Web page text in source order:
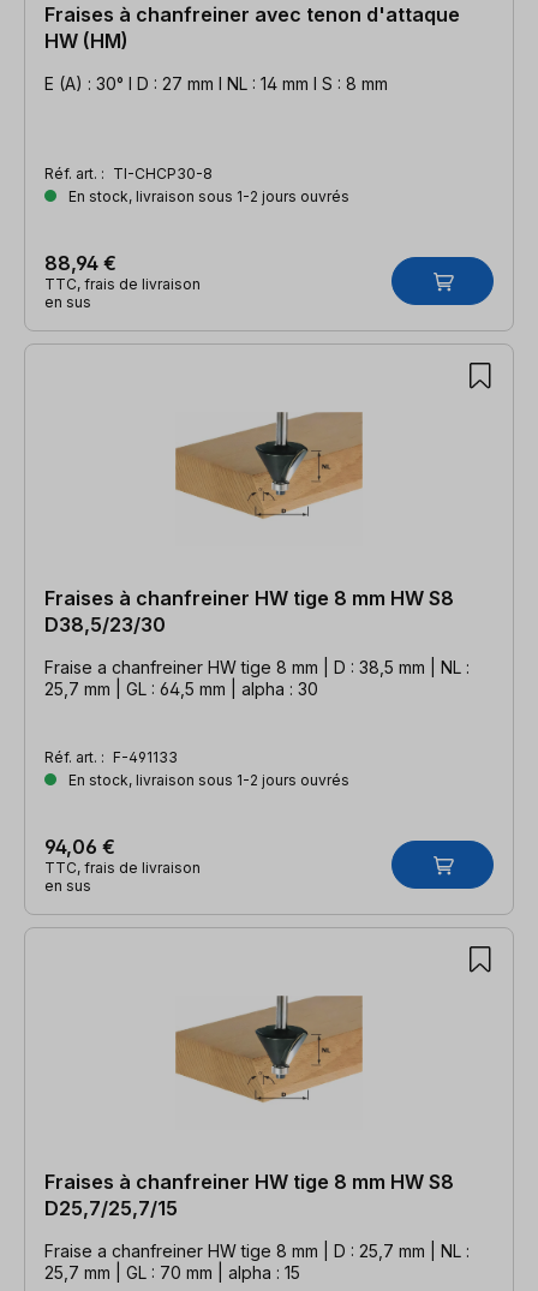
Fraises à chanfreiner avec tenon d'attaque
HW (HM)
E (A) : 30° l D : 27 mm l NL : 14 mm l S : 8 mm
Réf. art. : TI-CHCP30-8
En stock, livraison sous 1-2 jours ouvrés
88,94 €
TTC, frais de livraison
en sus
Fraises à chanfreiner HW tige 8 mm HW S8
D38,5/23/30
Fraise a chanfreiner HW tige 8 mm | D : 38,5 mm | NL :
25,7 mm | GL : 64,5 mm | alpha : 30
Réf. art. : F-491133
En stock, livraison sous 1-2 jours ouvrés
94,06 €
TTC, frais de livraison
en sus
Fraises à chanfreiner HW tige 8 mm HW S8
D25,7/25,7/15
Fraise a chanfreiner HW tige 8 mm | D : 25,7 mm | NL :
25,7 mm | GL : 70 mm | alpha : 15